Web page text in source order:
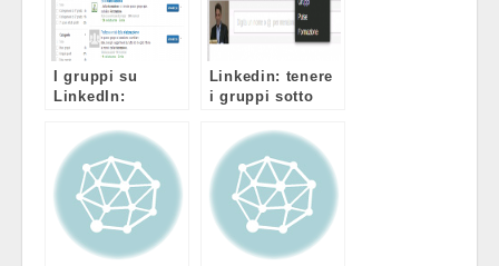
I gruppi su
LinkedIn:
per il tuo
business
Linkedin: tenere
i gruppi sotto
semplice